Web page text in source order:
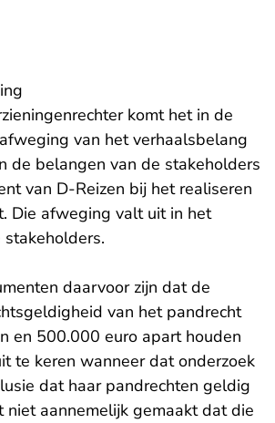
komt het in de
van het verhaalsbelang
de belangen van de stakeholders
van D-Reizen bij het realiseren
Die afweging valt uit in het
daarvoor zijn dat de
van het pandrecht
en 500.000 euro apart houden
te keren wanneer dat onderzoek
dat haar pandrechten geldig
niet aannemelijk gemaakt dat die